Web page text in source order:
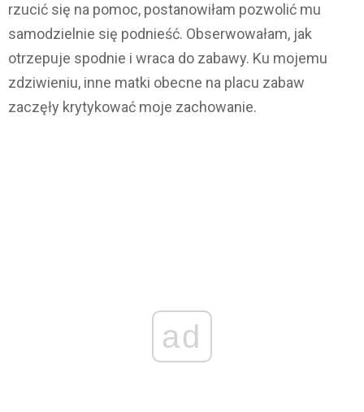
rzucić się na pomoc, postanowiłam pozwolić mu
samodzielnie się podnieść. Obserwowałam, jak
otrzepuje spodnie i wraca do zabawy. Ku mojemu
zdziwieniu, inne matki obecne na placu zabaw
zaczęły krytykować moje zachowanie.
ad